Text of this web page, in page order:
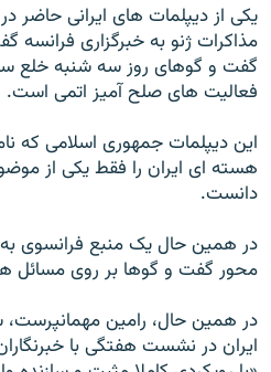
يکی از دیپلمات های ایرانی حاضر
مذاکرات ژنو به خبرگزاری فرانسه
گفت و گوهای روز سه شنبه خلع
فعاليت های صلح آميز اتمی است.
این دیپلمات جمهوری اسلامی
هسته ای ایران را فقط یکی از
دانست.
در همین حال یک منبع فرانسوی
محور گفت و گوها بر روی مسائل
در همین حال، رامین
ایران در نشست هفتگی با